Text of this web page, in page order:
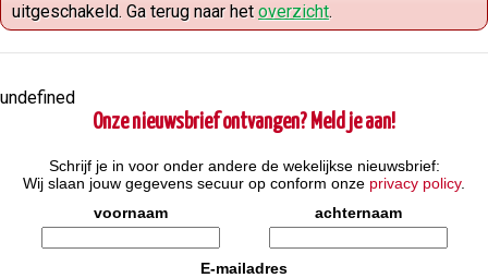
o
n
e
uitgeschakeld. Ga terug naar hetoverzicht.
undefined
Onze nieuwsbrief ontvangen? Meld je aan!
Schrijf je in voor onder andere de wekelijkse nieuwsbrief:
Wij slaan jouw gegevens secuur op conform onze privacy policy.
voornaam
achternaam
E-mailadres